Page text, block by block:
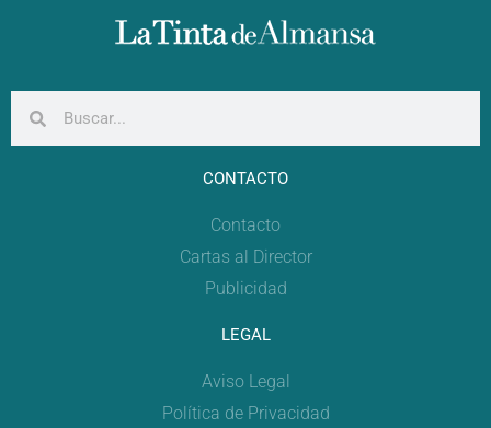
CONTACTO
Contacto
Cartas al Director
Publicidad
LEGAL
Aviso Legal
Política de Privacidad